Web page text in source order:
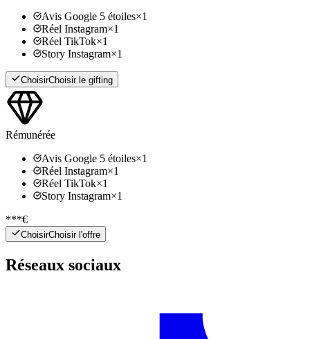
Avis Google 5 étoiles×1
Réel Instagram×1
Réel TikTok×1
Story Instagram×1
ChoisirChoisir le gifting
Rémunérée
Avis Google 5 étoiles×1
Réel Instagram×1
Réel TikTok×1
Story Instagram×1
***€
ChoisirChoisir l'offre
Réseaux sociaux